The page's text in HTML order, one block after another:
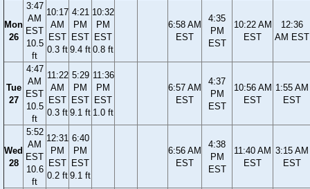
Mon
26
3:47
AM
EST
10.5
ft
10:17
AM
EST
0.3 ft
4:21
PM
EST
9.4 ft
10:32
PM
EST
0.8 ft
6:58 AM
EST
4:35
PM
EST
10:22 AM
EST
12:36
AM EST
Tue
27
4:47
AM
EST
10.5
ft
11:22
AM
EST
0.3 ft
5:29
PM
EST
9.1 ft
11:36
PM
EST
1.0 ft
6:57 AM
EST
4:37
PM
EST
10:56 AM
EST
1:55 AM
EST
Wed
28
5:52
AM
EST
10.6
ft
12:31
PM
EST
0.2 ft
6:40
PM
EST
9.1 ft
6:56 AM
EST
4:38
PM
EST
11:40 AM
EST
3:15 AM
EST